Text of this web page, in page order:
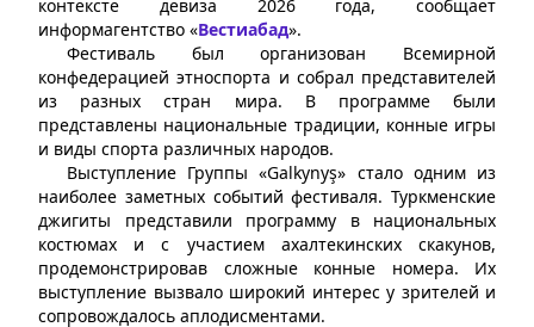
контексте девиза 2026 года, сообщает
информагентство «Вестиабад».
Фестиваль был организован Всемирной
конфедерацией этноспорта и собрал представителей
из разных стран мира. В программе были
представлены национальные традиции, конные игры
и виды спорта различных народов.
Выступление Группы «Galkynyş» стало одним из
наиболее заметных событий фестиваля. Туркменские
джигиты представили программу в национальных
костюмах и с участием ахалтекинских скакунов,
продемонстрировав сложные конные номера. Их
выступление вызвало широкий интерес у зрителей и
сопровождалось аплодисментами.